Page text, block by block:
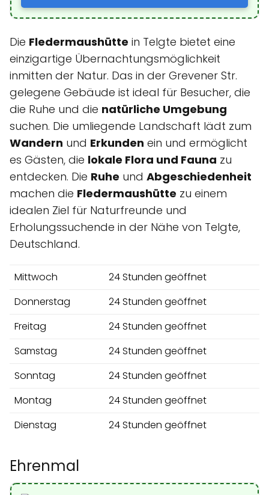
Die Fledermaushütte in Telgte bietet eine
einzigartige Übernachtungsmöglichkeit
inmitten der Natur. Das in der Grevener Str.
gelegene Gebäude ist ideal für Besucher, die
die Ruhe und die natürliche Umgebung
suchen. Die umliegende Landschaft lädt zum
Wandern und Erkunden ein und ermöglicht
es Gästen, die lokale Flora und Fauna zu
entdecken. Die Ruhe und Abgeschiedenheit
machen die Fledermaushütte zu einem
idealen Ziel für Naturfreunde und
Erholungssuchende in der Nähe von Telgte,
Deutschland.
Mittwoch
24 Stunden geöffnet
Donnerstag
24 Stunden geöffnet
Freitag
24 Stunden geöffnet
Samstag
24 Stunden geöffnet
Sonntag
24 Stunden geöffnet
Montag
24 Stunden geöffnet
Dienstag
24 Stunden geöffnet
Ehrenmal